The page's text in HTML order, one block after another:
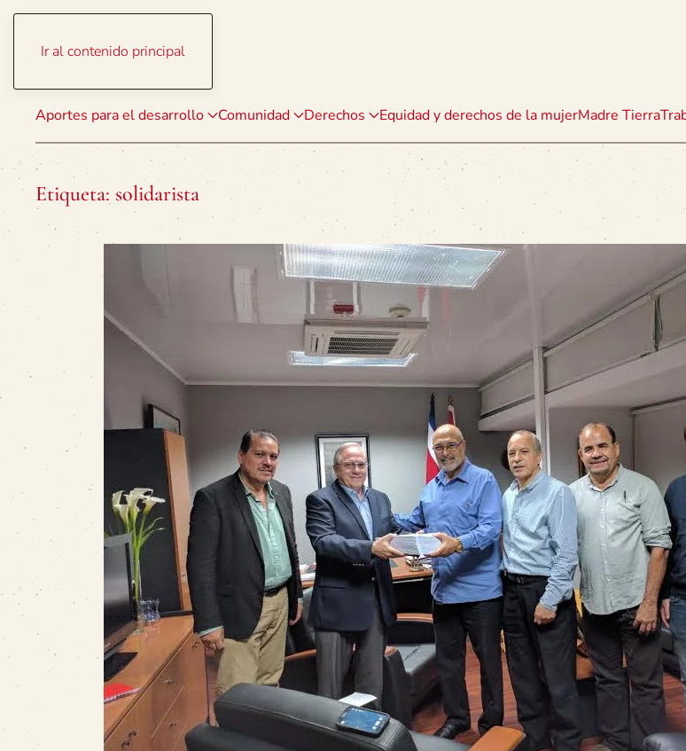
Ir al contenido principal
Aportes para el desarrollo Comunidad Derechos Equidad y derechos de la mujerMadre Tierra
Etiqueta: solidarista